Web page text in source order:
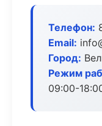
Телефон:
Email:
Город:
Режим
09:00-